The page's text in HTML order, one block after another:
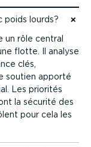
poids lourds?
un rôle central
flotte. Il analyse
clés,
soutien apporté
Les priorités
la sécurité des
pour cela les